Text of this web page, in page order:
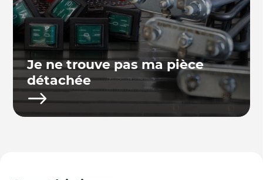
Je ne trouve pas ma pièce
détachée